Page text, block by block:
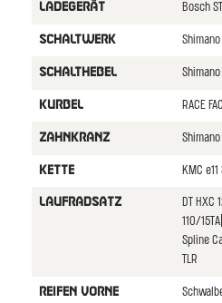
LADEGERäT Bosch
SCHALTWERK
SCHALTHEBEL
KURBEL RACE
ZAHNKRANZ
KETTE KMC
LAUFRADSATZ
DT HXC
110/
Spline
TLR
REIFEN VORNE